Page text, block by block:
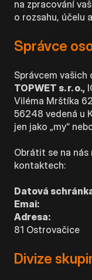
na zpracování
o rozsahu, účelu
Správce
Správcem
TOPWET s. r. o.,
Viléma Mrštíka
56248 vedená u
jen jako „my“
Obrátit se na nás
kontaktech:
Datová
Emai:
Adresa:
81 Ostrovačice
Divize